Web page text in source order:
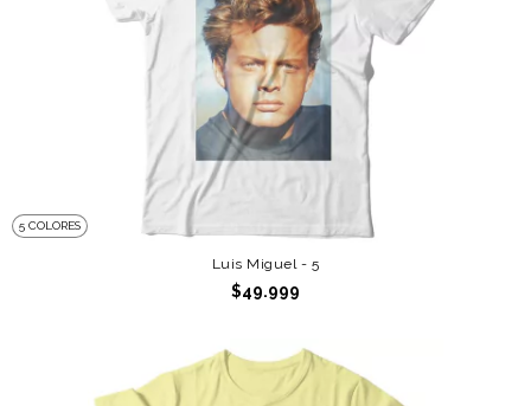
5 COLORES
Luis Miguel - 5
$49.999